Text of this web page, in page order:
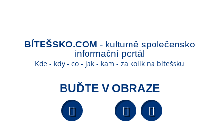
BÍTEŠSKO.COM - kulturně společensko
informační portál
Kde - kdy - co - jak - kam - za kolik na bítešsku
BUĎTE V OBRAZE
Facebook YouTube